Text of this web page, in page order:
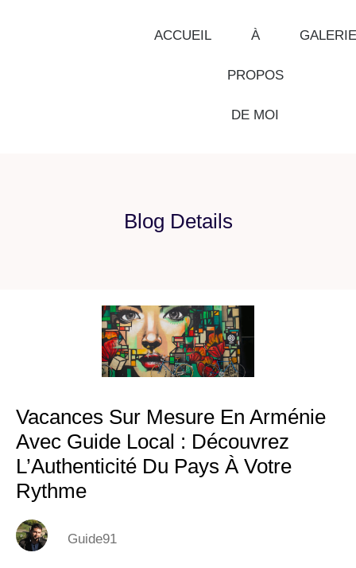
ACCUEIL À
PROPOS
DE MOI
GALERIE
Blog Details
Vacances Sur Mesure En Arménie
Avec Guide Local : Découvrez
L’Authenticité Du Pays À Votre
Rythme
Guide91